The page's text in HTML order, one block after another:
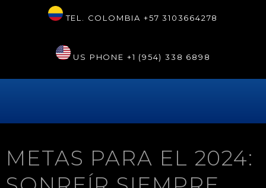
TEL. COLOMBIA +57 3103664278
US PHONE +1 (954) 338 6898
METAS PARA EL 2024: